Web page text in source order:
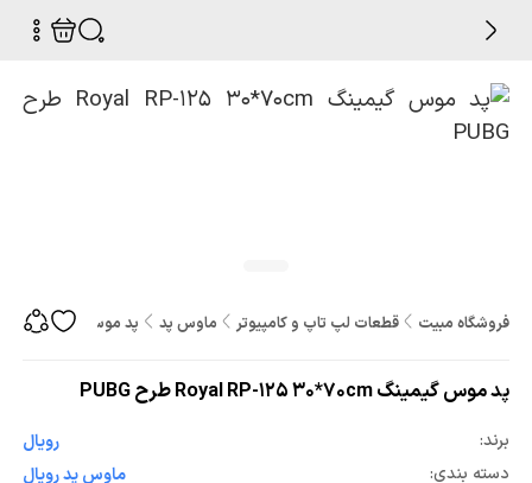
فروشگاه مبیت قطعات لپ تاپ و کامپیوتر ماوس پد پد موس گیمینگ Royal RP-125 30*70cm طرح PUBG
پد موس گیمینگ Royal RP-125 30*70cm طرح PUBG
برند:
رویال
دسته بندی:
ماوس پد رویال